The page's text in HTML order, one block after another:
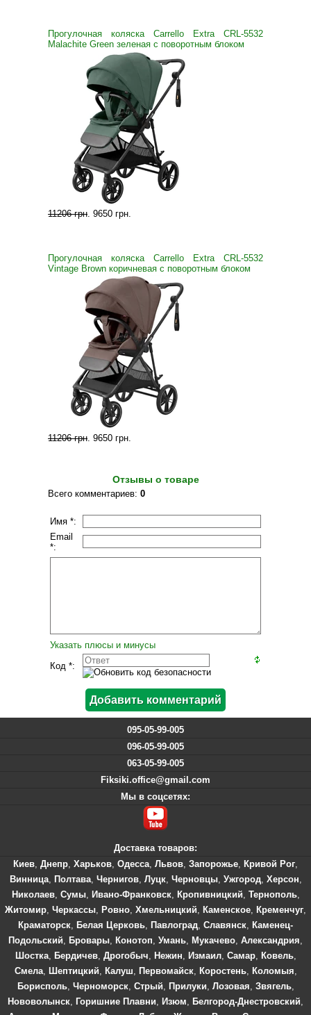
Прогулочная коляска Carrello Extra CRL-5532
Malachite Green зеленая с поворотным блоком
11206 грн. 9650 грн.
Прогулочная коляска Carrello Extra CRL-5532
Vintage Brown коричневая с поворотным блоком
11206 грн. 9650 грн.
Отзывы о товаре
Всего комментариев: 0
Имя *:
Email
*:
Указать плюсы и минусы
Код *:
095-05-99-005
096-05-99-005
063-05-99-005
Fiksiki.office@gmail.com
Мы в соцсетях:
Доставка товаров:
Киев, Днепр, Харьков, Одесса, Львов, Запорожье, Кривой Рог,
Винница, Полтава, Чернигов, Луцк, Черновцы, Ужгород, Херсон,
Николаев, Сумы, Ивано-Франковск, Кропивницкий, Тернополь,
Житомир, Черкассы, Ровно, Хмельницкий, Каменское, Кременчуг,
Краматорск, Белая Церковь, Павлоград, Славянск, Каменец-
Подольский, Бровары, Конотоп, Умань, Мукачево, Александрия,
Шостка, Бердичев, Дрогобыч, Нежин, Измаил, Самар, Ковель,
Смела, Шептицкий, Калуш, Первомайск, Коростень, Коломыя,
Борисполь, Черноморск, Стрый, Прилуки, Лозовая, Звягель,
Нововолынск, Горишние Плавни, Изюм, Белгород-Днестровский,